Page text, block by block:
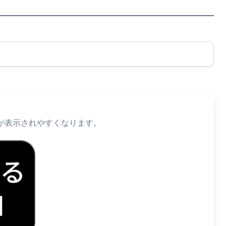
示されやすくなります。